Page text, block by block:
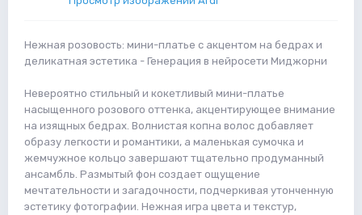
Нежная розовость: мини-платье с акцентом на бедрах и
деликатная эстетика - Генерация в нейросети Миджорни
Невероятно стильный и кокетливый мини-платье
насыщенного розового оттенка, акцентирующее внимание
на изящных бедрах. Волнистая копна волос добавляет
образу легкости и романтики, а маленькая сумочка и
жемчужное кольцо завершают тщательно продуманный
ансамбль. Размытый фон создает ощущение
мечтательности и загадочности, подчеркивая утонченную
эстетику фотографии. Нежная игра цвета и текстур,